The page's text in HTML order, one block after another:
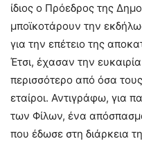
ίδιος ο Πρόεδρος της
μποϊκοτάρουν την
για την επέτειο της
Έτσι, έχασαν την
περισσότερο από όσα
εταίροι. Αντιγράφω, για
των Φίλων, ένα
που έδωσε στη διάρκεια